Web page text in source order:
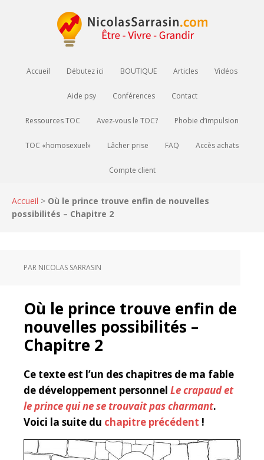
Accueil Débutez ici BOUTIQUE Articles Vidéos
Aide psy Conférences Contact
Ressources TOC Avez-vous le TOC? Phobie d’impulsion
TOC «homosexuel» Lâcher prise FAQ Accès achats
Compte client
Accueil > Où le prince trouve enfin de nouvelles
possibilités – Chapitre 2
PAR NICOLAS SARRASIN
Où le prince trouve enfin de
nouvelles possibilités –
Chapitre 2
Ce texte est l’un des chapitres de ma fable
de développement personnel Le crapaud et
le prince qui ne se trouvait pas charmant.
Voici la suite du chapitre précédent !